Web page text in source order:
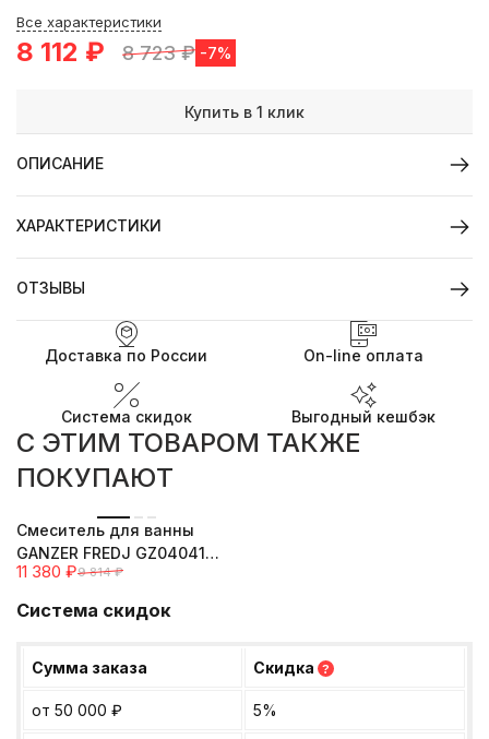
Все характеристики
8 112 ₽ 8 723₽ -7%
Купить в 1 клик
ОПИСАНИЕ
ХАРАКТЕРИСТИКИ
ОТЗЫВЫ
Доставка по России On-line оплата
Система скидок Выгодный кешбэк
C ЭТИМ ТОВАРОМ ТАКЖЕ
ПОКУПАЮТ
Cмеситель для ванны
GANZER FREDJ GZ04041
CHROME
11 380 ₽9 814 ₽
Система скидок
Сумма заказа Скидка ?
от 50 000 ₽ 5%